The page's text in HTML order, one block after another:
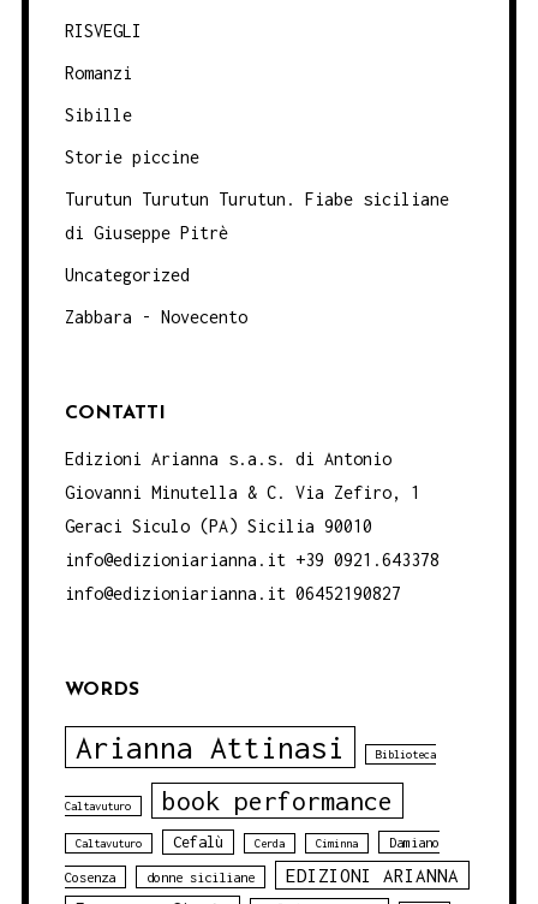
RISVEGLI
Romanzi
Sibille
Storie piccine
Turutun Turutun Turutun. Fiabe siciliane
di Giuseppe Pitrè
Uncategorized
Zabbara - Novecento
CONTATTI
Edizioni Arianna s.a.s. di Antonio
Giovanni Minutella & C. Via Zefiro, 1
Geraci Siculo (PA) Sicilia 90010
info@edizioniarianna.it +39 0921.643378
info@edizioniarianna.it 06452190827
WORDS
Arianna Attinasi Biblioteca
Caltavuturo book performance
Caltavuturo Cefalù Cerda Ciminna Damiano
Cosenza donne siciliane EDIZIONI ARIANNA